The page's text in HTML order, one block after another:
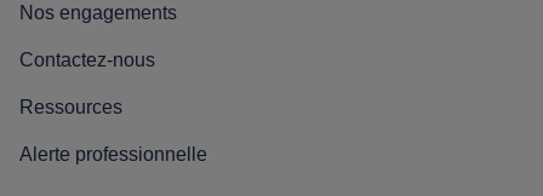
Nos engagements
Contactez-nous
Ressources
Alerte professionnelle